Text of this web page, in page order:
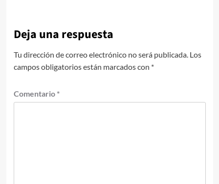
Deja una respuesta
Tu dirección de correo electrónico no será publicada. Los
campos obligatorios están marcados con *
Comentario *